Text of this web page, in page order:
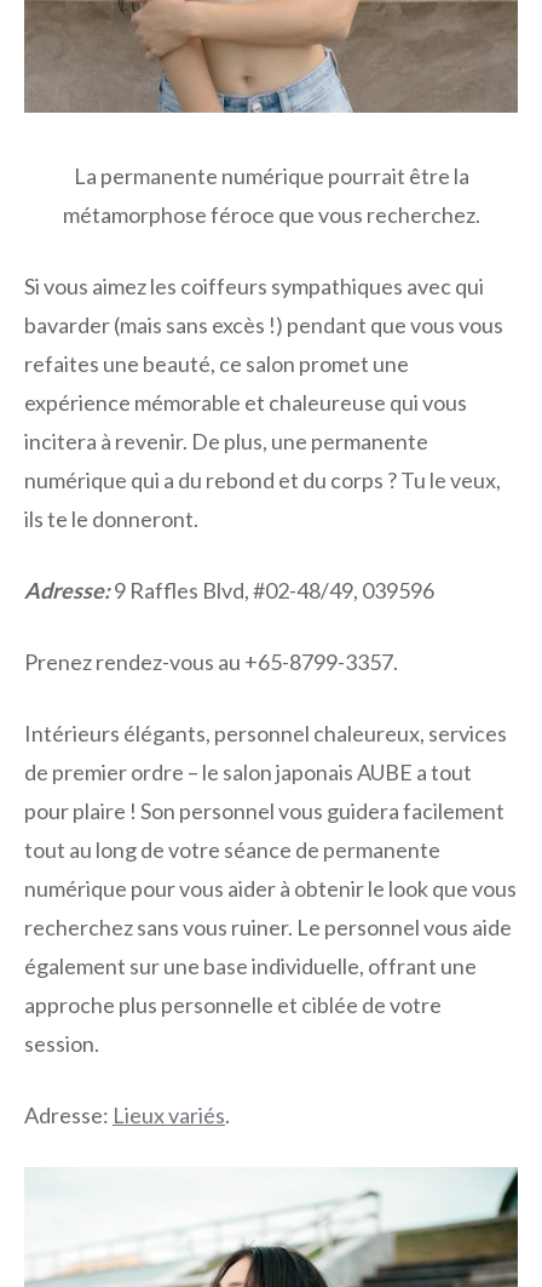
La permanente numérique pourrait être la
métamorphose féroce que vous recherchez.
Si vous aimez les coiffeurs sympathiques avec qui
bavarder (mais sans excès !) pendant que vous vous
refaites une beauté, ce salon promet une
expérience mémorable et chaleureuse qui vous
incitera à revenir. De plus, une permanente
numérique qui a du rebond et du corps ? Tu le veux,
ils te le donneront.
Adresse:9 Raffles Blvd, #02-48/49, 039596
Prenez rendez-vous au +65-8799-3357.
Intérieurs élégants, personnel chaleureux, services
de premier ordre – le salon japonais AUBE a tout
pour plaire ! Son personnel vous guidera facilement
tout au long de votre séance de permanente
numérique pour vous aider à obtenir le look que vous
recherchez sans vous ruiner. Le personnel vous aide
également sur une base individuelle, offrant une
approche plus personnelle et ciblée de votre
session.
Adresse: Lieux variés.